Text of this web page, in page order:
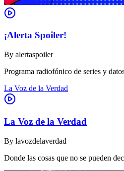
¡Alerta Spoiler!
By alertaspoiler
Programa radiofónico de series y
La Voz de la Verdad
La Voz de la Verdad
By lavozdelaverdad
Donde las cosas que no se pueden